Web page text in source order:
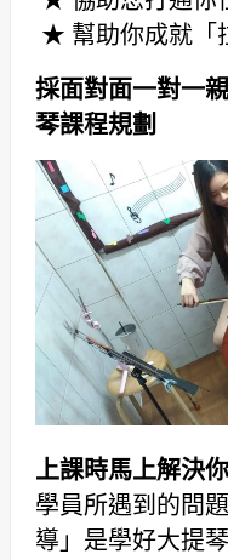
★ 幫助你成就「
採面對面一對一
琴課程規劃
上課時馬上解決
學員所遇到的問
導」是學好大提